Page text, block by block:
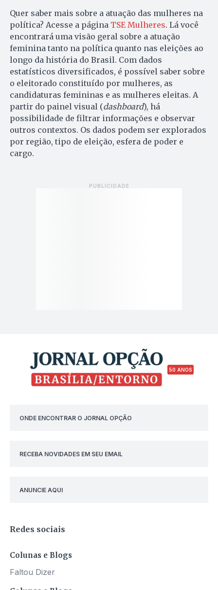
Quer saber mais sobre a atuação das mulheres na
política? Acesse a página TSE Mulheres. Lá você
encontrará uma visão geral sobre a atuação
feminina tanto na política quanto nas eleições ao
longo da história do Brasil. Com dados
estatísticos diversificados, é possível saber sobre
o eleitorado constituído por mulheres, as
candidaturas femininas e as mulheres eleitas. A
partir do painel visual (dashboard), há
possibilidade de filtrar informações e observar
outros contextos. Os dados podem ser explorados
por região, tipo de eleição, esfera de poder e
cargo.
50 ANOS
ONDE ENCONTRAR O JORNAL OPÇÃO
RECEBA NOVIDADES EM SEU EMAIL
ANUNCIE AQUI
Redes sociais
Colunas e Blogs
Faltou Dizer